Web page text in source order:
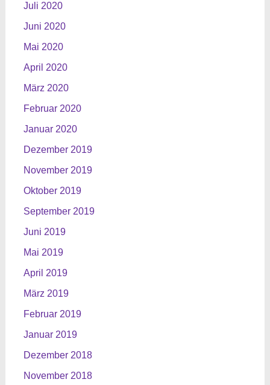
Juli 2020
Juni 2020
Mai 2020
April 2020
März 2020
Februar 2020
Januar 2020
Dezember 2019
November 2019
Oktober 2019
September 2019
Juni 2019
Mai 2019
April 2019
März 2019
Februar 2019
Januar 2019
Dezember 2018
November 2018